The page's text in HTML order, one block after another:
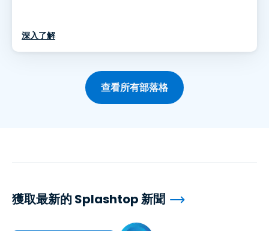
深入了解
查看所有部落格
獲取最新的 Splashtop 新聞